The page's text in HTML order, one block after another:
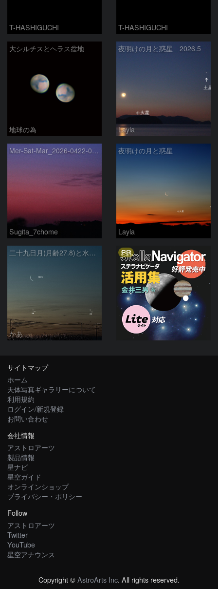
T-HASHIGUCHI T-HASHIGUCHI
大シルチスとヘラス盆地
地球の為
夜明けの月と惑星 2026.5
Layla
Mer-Sat-Mar_2026-0422-0430
Sugita_7chome
夜明けの月と惑星
Layla
二十九日月(月齢27.8)と水星、火星との接近(2026.04.16)
かあ
PR
サイトマップ
ホーム
天体写真ギャラリーについて
利用規約
ログイン/新規登録
お問い合わせ
会社情報
アストロアーツ
製品情報
星ナビ
星空ガイド
オンラインショップ
プライバシー・ポリシー
Follow
アストロアーツ
Twitter
YouTube
星空アナウンス
Copyright ©AstroArts Inc. All rights reserved.